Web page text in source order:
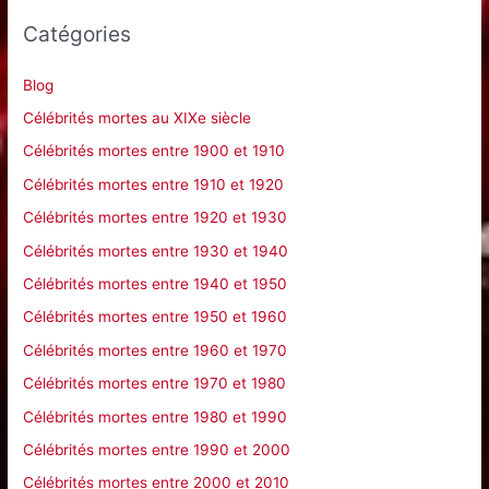
r
:
Catégories
Blog
Célébrités mortes au XIXe siècle
Célébrités mortes entre 1900 et 1910
Célébrités mortes entre 1910 et 1920
Célébrités mortes entre 1920 et 1930
Célébrités mortes entre 1930 et 1940
Célébrités mortes entre 1940 et 1950
Célébrités mortes entre 1950 et 1960
Célébrités mortes entre 1960 et 1970
Célébrités mortes entre 1970 et 1980
Célébrités mortes entre 1980 et 1990
Célébrités mortes entre 1990 et 2000
Célébrités mortes entre 2000 et 2010